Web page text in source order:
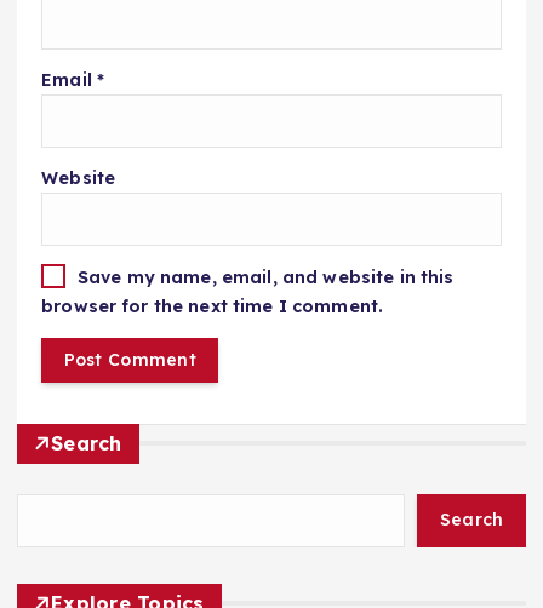
Email *
Website
Save my name, email, and website in this
browser for the next time I comment.
Search
Search
Explore Topics